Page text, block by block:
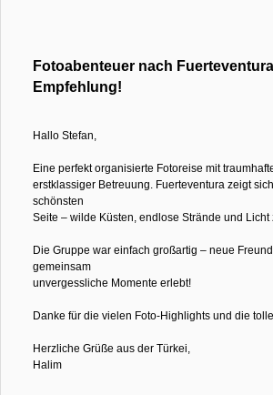
Fotoabenteuer nach
Empfehlung!
Hallo Stefan,
Eine perfekt organisierte Fotoreise mit
erstklassiger Betreuung. Fuerteventura zeigt
schönsten
Seite – wilde Küsten, endlose Strände und Licht
Die Gruppe war einfach großartig – neue
gemeinsam
unvergessliche Momente erlebt!
Danke für die vielen Foto-Highlights und die
Herzliche Grüße aus der Türkei,
Halim